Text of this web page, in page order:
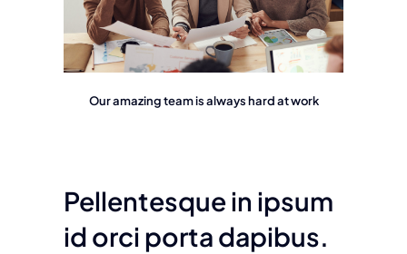
Our amazing team is always hard at work
Pellentesque in ipsum
id orci porta dapibus.